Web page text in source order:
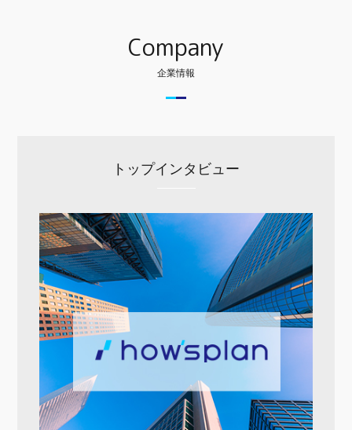
Company
企業情報
トップインタビュー